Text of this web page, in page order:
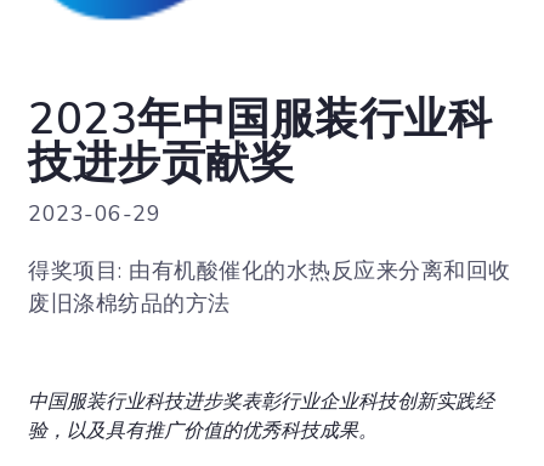
2023年中国服装行业科
技进步贡献奖
2023-06-29
得奖项目: 由有机酸催化的水热反应来分离和回收
废旧涤棉纺品的方法
中国服装行业科技进步奖表彰行业企业科技创新实践经
验，以及具有推广价值的优秀科技成果。